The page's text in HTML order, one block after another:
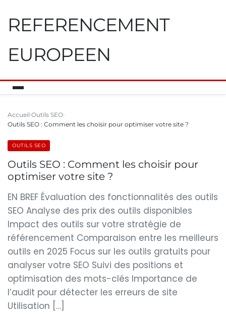
REFERENCEMENT
EUROPEEN
Accueil Outils SEO
Outils SEO : Comment les choisir pour optimiser votre site ?
OUTILS SEO
Outils SEO : Comment les choisir pour
optimiser votre site ?
EN BREF Évaluation des fonctionnalités des outils
SEO Analyse des prix des outils disponibles
Impact des outils sur votre stratégie de
référencement Comparaison entre les meilleurs
outils en 2025 Focus sur les outils gratuits pour
analyser votre SEO Suivi des positions et
optimisation des mots-clés Importance de
l’audit pour détecter les erreurs de site
Utilisation […]